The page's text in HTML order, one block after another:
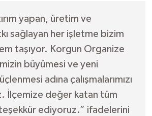
yapan, üretim ve
sağlayan her işletme bizim
taşıyor. Korgun Organize
büyümesi ve yeni
adına çalışmalarımızı
İlçemize değer katan tüm
teşekkür ediyoruz.” ifadelerini